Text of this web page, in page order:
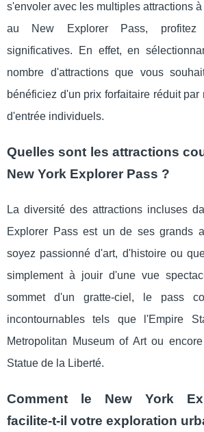
s'envoler avec les multiples attractions
au New Explorer Pass, profitez
significatives. En effet, en
nombre d'attractions que vous
bénéficiez d'un prix forfaitaire réduit par
d'entrée individuels.
Quelles sont les attractions
New York Explorer Pass ?
La diversité des attractions incluses
Explorer Pass est un de ses grands
soyez passionné d'art, d'histoire ou
simplement à jouir d'une vue
sommet d'un gratte-ciel, le pass
incontournables tels que l'Empire
Metropolitan Museum of Art ou
Statue de la Liberté.
Comment le New York
facilite-t-il votre exploration